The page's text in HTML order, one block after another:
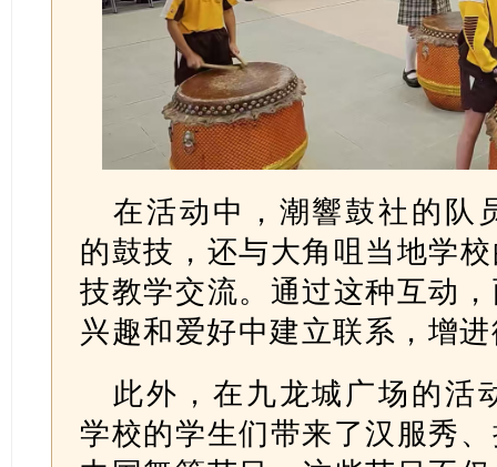
在活动中，潮響鼓社的队
的鼓技，还与大角咀当地学
技教学交流。通过这种互动
兴趣和爱好中建立联系，增
此外，在九龙城广场的活
学校的学生们带来了汉服秀